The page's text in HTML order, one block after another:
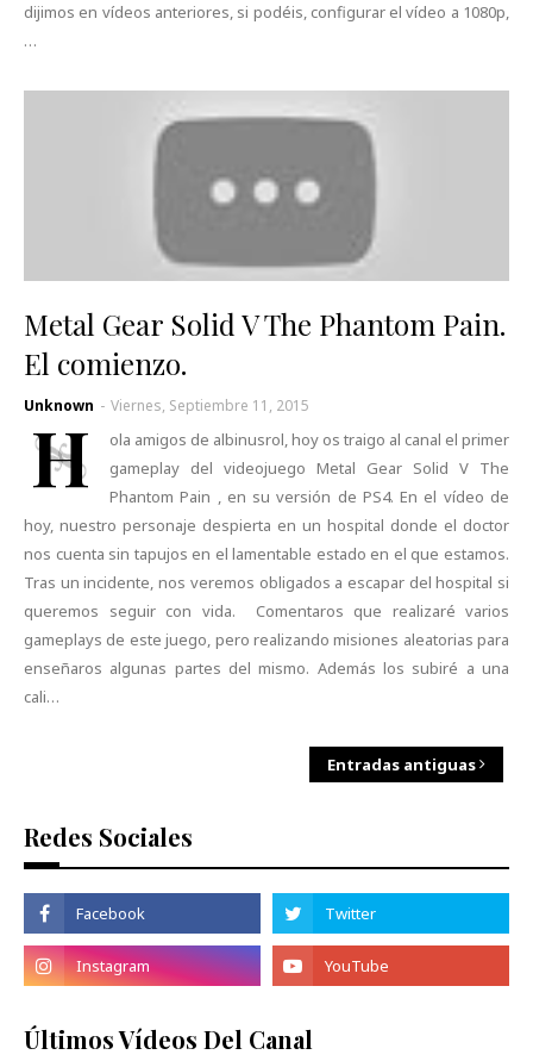
dijimos en vídeos anteriores, si podéis, configurar el vídeo a 1080p,
…
Metal Gear Solid V The Phantom Pain.
El comienzo.
Unknown - Viernes, Septiembre 11, 2015
H
ola amigos de albinusrol, hoy os traigo al canal el primer
gameplay del videojuego Metal Gear Solid V The
Phantom Pain , en su versión de PS4. En el vídeo de
hoy, nuestro personaje despierta en un hospital donde el doctor
nos cuenta sin tapujos en el lamentable estado en el que estamos.
Tras un incidente, nos veremos obligados a escapar del hospital si
queremos seguir con vida. Comentaros que realizaré varios
gameplays de este juego, pero realizando misiones aleatorias para
enseñaros algunas partes del mismo. Además los subiré a una
cali…
Entradas antiguas
Redes Sociales
Últimos Vídeos Del Canal